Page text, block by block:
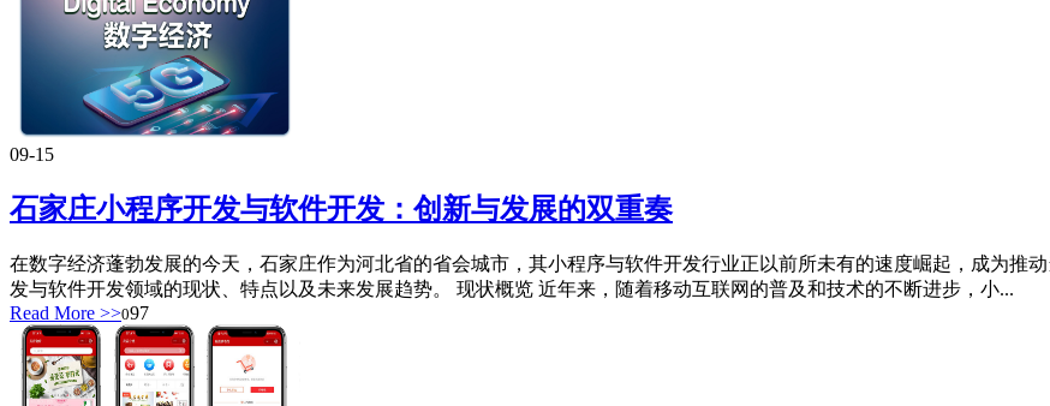
09-15
石家庄小程序开发与软件开发：创新与发展的双重奏
在数字经济蓬勃发展的今天，石家庄作为河北省的省会城市，其小程序与软件开发行业正以前所未有的速度崛起，成为推
发与软件开发领域的现状、特点以及未来发展趋势。 现状概览 近年来，随着移动互联网的普及和技术的不断进步，小...
Read More >>097